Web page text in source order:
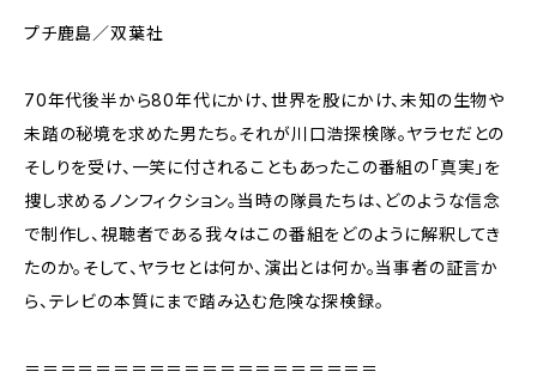
プチ鹿島／双葉社
70年代後半から80年代にかけ、世界を股にかけ、未知の生物や
未踏の秘境を求めた男たち。それが川口浩探検隊。ヤラセだとの
そしりを受け、一笑に付されることもあったこの番組の「真実」を
捜し求めるノンフィクション。当時の隊員たちは、どのような信念
で制作し、視聴者である我々はこの番組をどのように解釈してき
たのか。そして、ヤラセとは何か、演出とは何か。当事者の証言か
ら、テレビの本質にまで踏み込む危険な探検録。
＝＝＝＝＝＝＝＝＝＝＝＝＝＝＝＝＝＝＝＝